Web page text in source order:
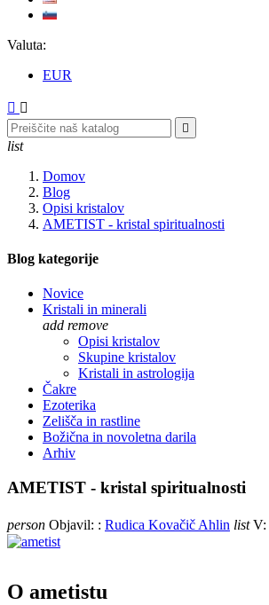
Valuta:
EUR
 

list
Domov
Blog
Opisi kristalov
AMETIST - kristal spiritualnosti
Blog kategorije
Novice
Kristali in minerali
add remove
Opisi kristalov
Skupine kristalov
Kristali in astrologija
Čakre
Ezoterika
Zelišča in rastline
Božična in novoletna darila
Arhiv
AMETIST - kristal spiritualnosti
person Objavil: : Rudica Kovačič Ahlin list V:
O ametistu